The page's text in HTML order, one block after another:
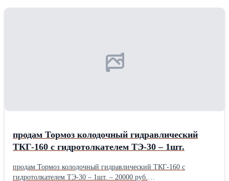
продам Тормоз колодочный гидравлический
ТКГ-160 с гидротолкателем ТЭ-30 – 1шт.
продам Тормоз колодочный гидравлический ТКГ-160 с
гидротолкателем ТЭ-30 – 1шт. – 20000 руб.